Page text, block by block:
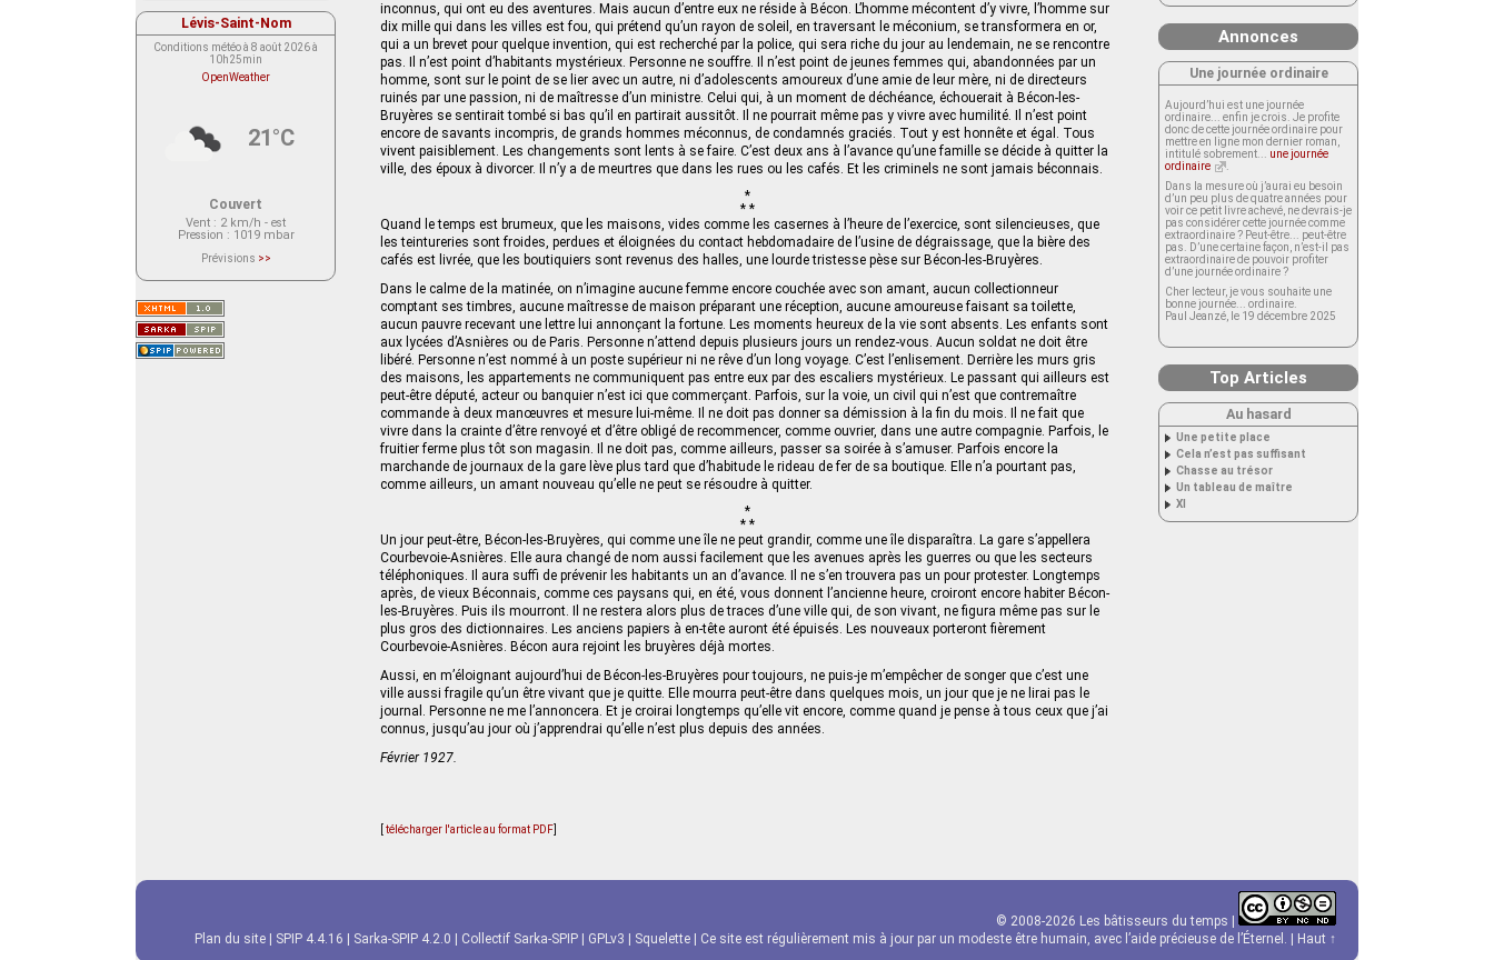
inconnus, qui ont eu des aventures. Mais aucun d’entre eux ne réside à Bécon. L’homme mécontent d’y vivre, l’homme sur
dix mille qui dans les villes est fou, qui prétend qu’un rayon de soleil, en traversant le méconium, se transformera en or,
qui a un brevet pour quelque invention, qui est recherché par la police, qui sera riche du jour au lendemain, ne se rencontre
pas. Il n’est point d’habitants mystérieux. Personne ne souffre. Il n’est point de jeunes femmes qui, abandonnées par un
homme, sont sur le point de se lier avec un autre, ni d’adolescents amoureux d’une amie de leur mère, ni de directeurs
ruinés par une passion, ni de maîtresse d’un ministre. Celui qui, à un moment de déchéance, échouerait à Bécon-les-
Bruyères se sentirait tombé si bas qu’il en partirait aussitôt. Il ne pourrait même pas y vivre avec humilité. Il n’est point
encore de savants incompris, de grands hommes méconnus, de condamnés graciés. Tout y est honnête et égal. Tous
vivent paisiblement. Les changements sont lents à se faire. C’est deux ans à l’avance qu’une famille se décide à quitter la
ville, des époux à divorcer. Il n’y a de meurtres que dans les rues ou les cafés. Et les criminels ne sont jamais béconnais.
*
* *
Quand le temps est brumeux, que les maisons, vides comme les casernes à l’heure de l’exercice, sont silencieuses, que
les teintureries sont froides, perdues et éloignées du contact hebdomadaire de l’usine de dégraissage, que la bière des
cafés est livrée, que les boutiquiers sont revenus des halles, une lourde tristesse pèse sur Bécon-les-Bruyères.
Dans le calme de la matinée, on n’imagine aucune femme encore couchée avec son amant, aucun collectionneur
comptant ses timbres, aucune maîtresse de maison préparant une réception, aucune amoureuse faisant sa toilette,
aucun pauvre recevant une lettre lui annonçant la fortune. Les moments heureux de la vie sont absents. Les enfants sont
aux lycées d’Asnières ou de Paris. Personne n’attend depuis plusieurs jours un rendez-vous. Aucun soldat ne doit être
libéré. Personne n’est nommé à un poste supérieur ni ne rêve d’un long voyage. C’est l’enlisement. Derrière les murs gris
des maisons, les appartements ne communiquent pas entre eux par des escaliers mystérieux. Le passant qui ailleurs est
peut-être député, acteur ou banquier n’est ici que commerçant. Parfois, sur la voie, un civil qui n’est que contremaître
commande à deux manœuvres et mesure lui-même. Il ne doit pas donner sa démission à la fin du mois. Il ne fait que
vivre dans la crainte d’être renvoyé et d’être obligé de recommencer, comme ouvrier, dans une autre compagnie. Parfois, le
fruitier ferme plus tôt son magasin. Il ne doit pas, comme ailleurs, passer sa soirée à s’amuser. Parfois encore la
marchande de journaux de la gare lève plus tard que d’habitude le rideau de fer de sa boutique. Elle n’a pourtant pas,
comme ailleurs, un amant nouveau qu’elle ne peut se résoudre à quitter.
*
* *
Un jour peut-être, Bécon-les-Bruyères, qui comme une île ne peut grandir, comme une île disparaîtra. La gare s’appellera
Courbevoie-Asnières. Elle aura changé de nom aussi facilement que les avenues après les guerres ou que les secteurs
téléphoniques. Il aura suffi de prévenir les habitants un an d’avance. Il ne s’en trouvera pas un pour protester. Longtemps
après, de vieux Béconnais, comme ces paysans qui, en été, vous donnent l’ancienne heure, croiront encore habiter Bécon-
les-Bruyères. Puis ils mourront. Il ne restera alors plus de traces d’une ville qui, de son vivant, ne figura même pas sur le
plus gros des dictionnaires. Les anciens papiers à en-tête auront été épuisés. Les nouveaux porteront fièrement
Courbevoie-Asnières. Bécon aura rejoint les bruyères déjà mortes.
Aussi, en m’éloignant aujourd’hui de Bécon-les-Bruyères pour toujours, ne puis-je m’empêcher de songer que c’est une
ville aussi fragile qu’un être vivant que je quitte. Elle mourra peut-être dans quelques mois, un jour que je ne lirai pas le
journal. Personne ne me l’annoncera. Et je croirai longtemps qu’elle vit encore, comme quand je pense à tous ceux que j’ai
connus, jusqu’au jour où j’apprendrai qu’elle n’est plus depuis des années.
Février 1927.
télécharger l'article au format PDF
Lévis-Saint-Nom
Conditions météo à 8 août 2026 à
10h25min
OpenWeather
21°C
Couvert
Vent : 2 km/h - est
Pression : 1019 mbar
Prévisions >>
actuellement aucune prévision
Saint-Nom.
Veuillez consulter le message du
service ci-dessous.
(401 - Invalid API key. Please see
https://openweathermap.org/faq#error401
Annonces
Une journée ordinaire
Aujourd’hui est une journée
ordinaire... enfin je crois. Je profite
donc de cette journée ordinaire pour
mettre en ligne mon dernier roman,
intitulé sobrement... une journée
ordinaire
Dans la mesure où j’aurai eu besoin
d’un peu plus de quatre années pour
voir ce petit livre achevé, ne devrais-je
pas considérer cette journée comme
extraordinaire ? Peut-être... peut-être
pas. D’une certaine façon, n’est-il pas
extraordinaire de pouvoir profiter
d’une journée ordinaire ?
Cher lecteur, je vous souhaite une
bonne journée... ordinaire.
Paul Jeanzé, le 19 décembre 2025
Top Articles
Au hasard
Une petite place
Cela n’est pas suffisant
Chasse au trésor
Un tableau de maître
XI
© 2008-2026 Les bâtisseurs du temps |
Plan du site
SPIP 4.4.16 Sarka-SPIP 4.2.0 Collectif Sarka-SPIP GPLv3 Squelette | Ce site est régulièrement mis à jour par un modeste être humain, avec l’aide précieuse de l’Éternel. | Haut ↑